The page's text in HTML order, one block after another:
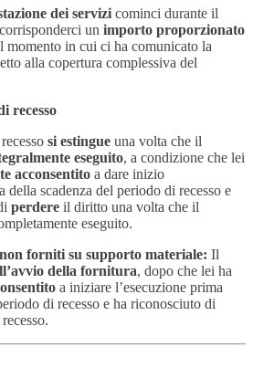
dei servizi cominci durante il
un importo proporzionato
in cui ci ha comunicato la
alla copertura complessiva del
recesso
si estingue una volta che il
eseguito, a condizione che lei
acconsentito a dare inizio
della scadenza del periodo di recesso e
perdere il diritto una volta che il
eseguito.
forniti su supporto materiale: Il
della fornitura, dopo che lei ha
a iniziare l’esecuzione prima
di recesso e ha riconosciuto di